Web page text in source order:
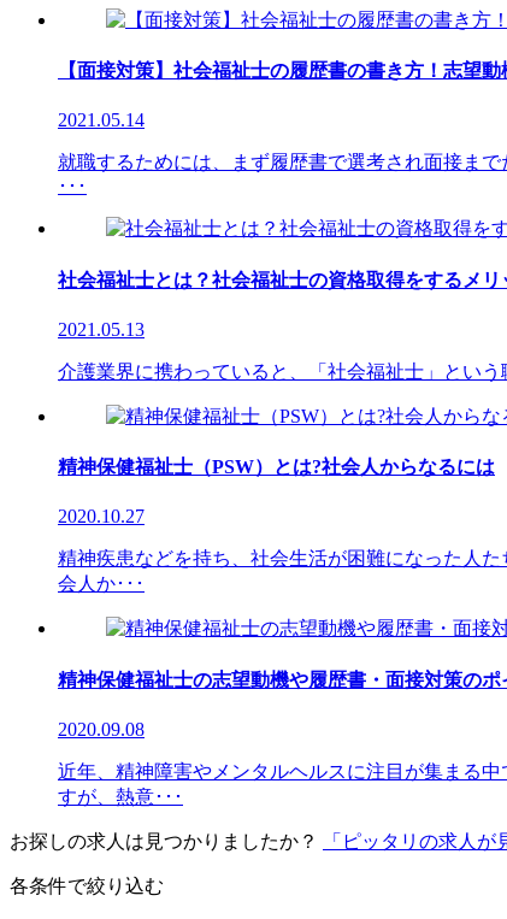
【面接対策】社会福祉士の履歴書の書き方！志望
2021.05.14
就職するためには、まず履歴書で選考され面接ま
･･･
社会福祉士とは？社会福祉士の資格取得をするメリ
2021.05.13
介護業界に携わっていると、「社会福祉士」とい
精神保健福祉士（PSW）とは?社会人からなるには
2020.10.27
精神疾患などを持ち、社会生活が困難になった人
会人か･･･
精神保健福祉士の志望動機や履歴書・面接対策の
2020.09.08
近年、精神障害やメンタルヘルスに注目が集まる
すが、熱意･･･
お探しの求人は見つかりましたか？ 「ピッタリの求人
各条件で絞り込む